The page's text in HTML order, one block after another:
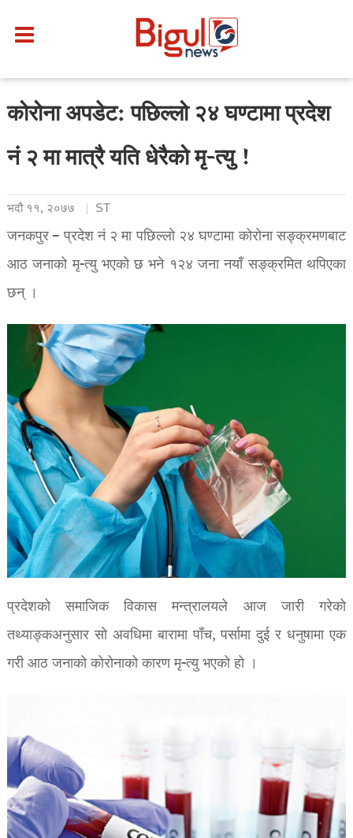
कोरोना अपडेट: पछिल्लो २४ घण्टामा प्रदेश
नं २ मा मात्रै यति धेरैको मृ-त्यु !
भदौ ११, २०७७ ST
जनकपुर – प्रदेश नं २ मा पछिल्लो २४ घण्टामा कोरोना सङ्क्रमणबाट
आठ जनाको मृ-त्यु भएको छ भने १२४ जना नयाँ सङ्क्रमित थपिएका
छन् ।
प्रदेशको समाजिक विकास मन्त्रालयले आज जारी गरेको
तथ्याङ्कअनुसार सो अवधिमा बारामा पाँच, पर्सामा दुई र धनुषामा एक
गरी आठ जनाको कोरोनाको कारण मृ-त्यु भएको हो ।